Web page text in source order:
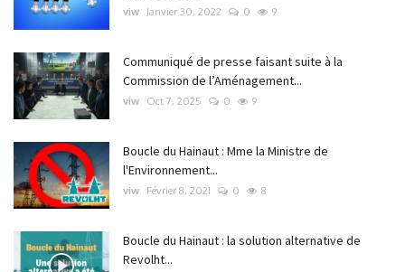
viw Janvier 30, 2022 0 9
Communiqué de presse faisant suite à la
Commission de l’Aménagement...
viw Oct 7, 2025 0 9
Boucle du Hainaut : Mme la Ministre de
l'Environnement...
viw Février 8, 2021 0 8
Boucle du Hainaut : la solution alternative de
Revolht...